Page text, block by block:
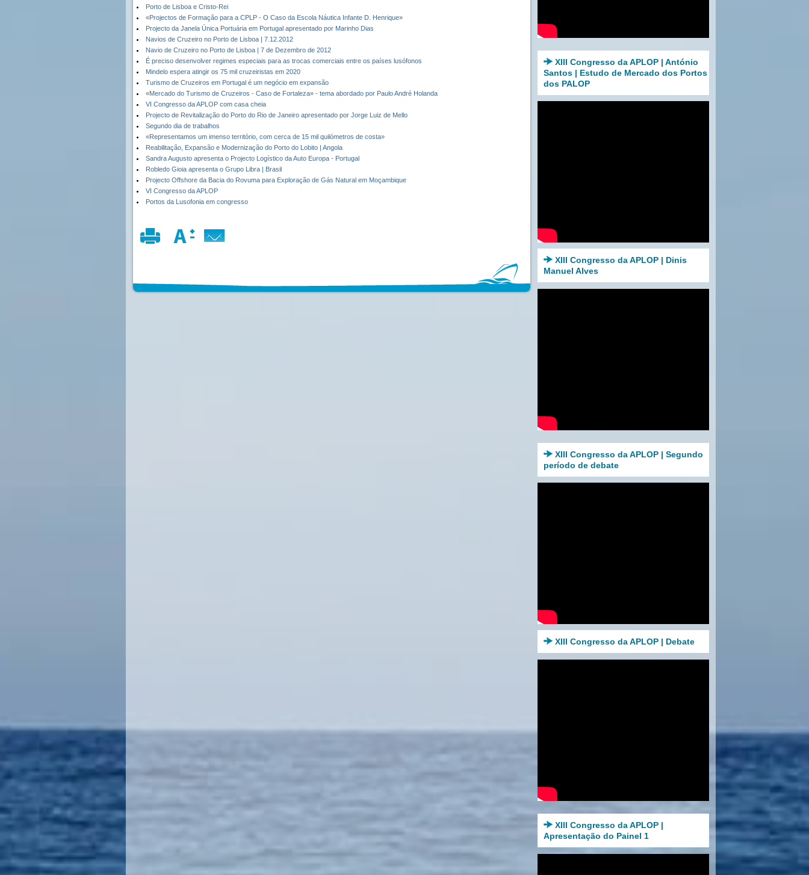
Porto de Lisboa e Cristo-Rei
«Projectos de Formação para a CPLP - O Caso da Escola Náutica Infante D. Henrique»
Projecto da Janela Única Portuária em Portugal apresentado por Marinho Dias
Navios de Cruzeiro no Porto de Lisboa | 7.12.2012
Navio de Cruzeiro no Porto de Lisboa | 7 de Dezembro de 2012
É preciso desenvolver regimes especiais para as trocas comerciais entre os países lusófonos
Mindelo espera atingir os 75 mil cruzeiristas em 2020
Turismo de Cruzeiros em Portugal é um negócio em expansão
«Mercado do Turismo de Cruzeiros - Caso de Fortaleza» - tema abordado por Paulo André Holanda
VI Congresso da APLOP com casa cheia
Projecto de Revitalização do Porto do Rio de Janeiro apresentado por Jorge Luiz de Mello
Segundo dia de trabalhos
«Representamos um imenso território, com cerca de 15 mil quilómetros de costa»
Reabilitação, Expansão e Modernização do Porto do Lobito | Angola
Sandra Augusto apresenta o Projecto Logístico da Auto Europa - Portugal
Robledo Gioia apresenta o Grupo Libra | Brasil
Projecto Offshore da Bacia do Rovuma para Exploração de Gás Natural em Moçambique
VI Congresso da APLOP
Portos da Lusofonia em congresso
XIII Congresso da APLOP | António
Santos | Estudo de Mercado dos Portos
dos PALOP
XIII Congresso da APLOP | Dinis
Manuel Alves
XIII Congresso da APLOP | Segundo
período de debate
XIII Congresso da APLOP | Debate
XIII Congresso da APLOP |
Apresentação do Painel 1